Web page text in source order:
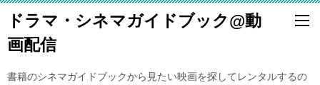
ドラマ・シネマガイドブック@動
画配信
書籍のシネマガイドブックから見たい映画を探してレンタルするの